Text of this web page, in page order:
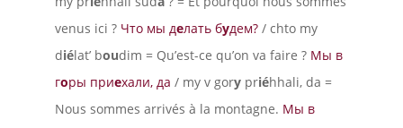
venus ici ? Что мы делать будем?/ chto my
diélat’ boudim = Qu’est-ce qu’on va faire ? Мы в
горы приехали, да / my v gorypriéhhali, da =
Nous sommes arrivés à la montagne. Мы в